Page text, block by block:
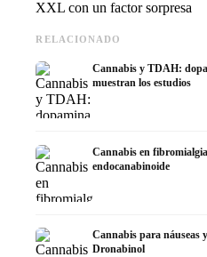
XXL con un factor sorpresa
RELACIONADO
Cannabis y TDAH:
muestran los estudios
Cannabis en
endocanabinoide
Cannabis para náuseas
Dronabinol